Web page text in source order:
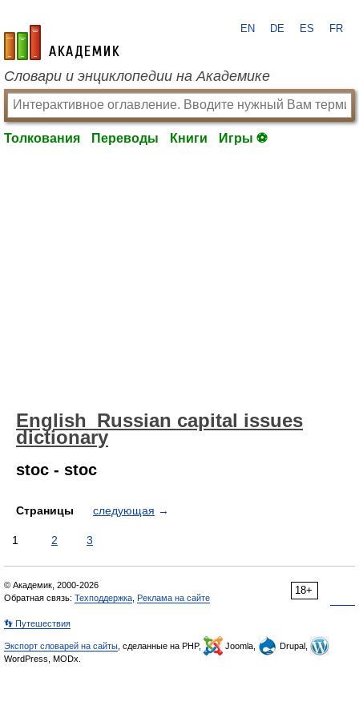
academic.ru
EN DE ES FR
Словари и энциклопедии на Академике
Толкования Переводы Книги Игры ⚽
English_Russian capital issues
dictionary
stoc - stoc
Страницы следующая →
1 2 3
18+
© Академик, 2000-2026
Обратная связь: Техподдержка Реклама на сайте
👣 Путешествия
Экспорт словарей на сайты , сделанные на PHP, Joomla,
Drupal,
WordPress, MODx.